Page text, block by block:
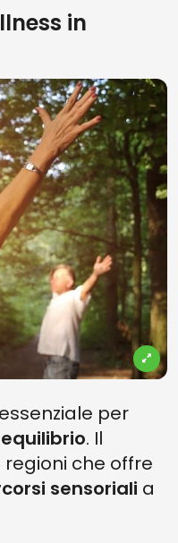
in
per
equilibrio. Il
che offre
sensoriali a